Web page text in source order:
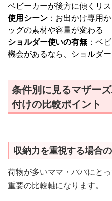
ベビーカーが後方に傾くリ
使用シーン ：お出かけ専用
ッグの素材や容量が変わる
ショルダー使いの有無 ：ベ
機会があるなら、ショルダ
条件別に見るマザー
付けの比較ポイント
収納力を重視する場合
荷物が多いママ・パパにとっ
重要の比較軸になります。